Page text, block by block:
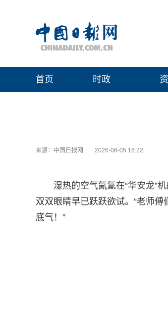
首页 时政
来源：中国日报网 2026-06-05 16:22
湿热的空气氤氲在“华安龙”
双双眼睛早已跃跃欲试。“老师
底气！”